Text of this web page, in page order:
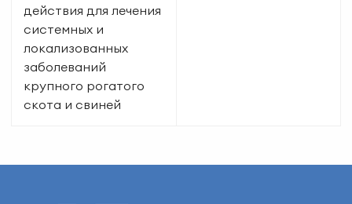
действия для лечения
системных и
локализованных
заболеваний
крупного рогатого
скота и свиней